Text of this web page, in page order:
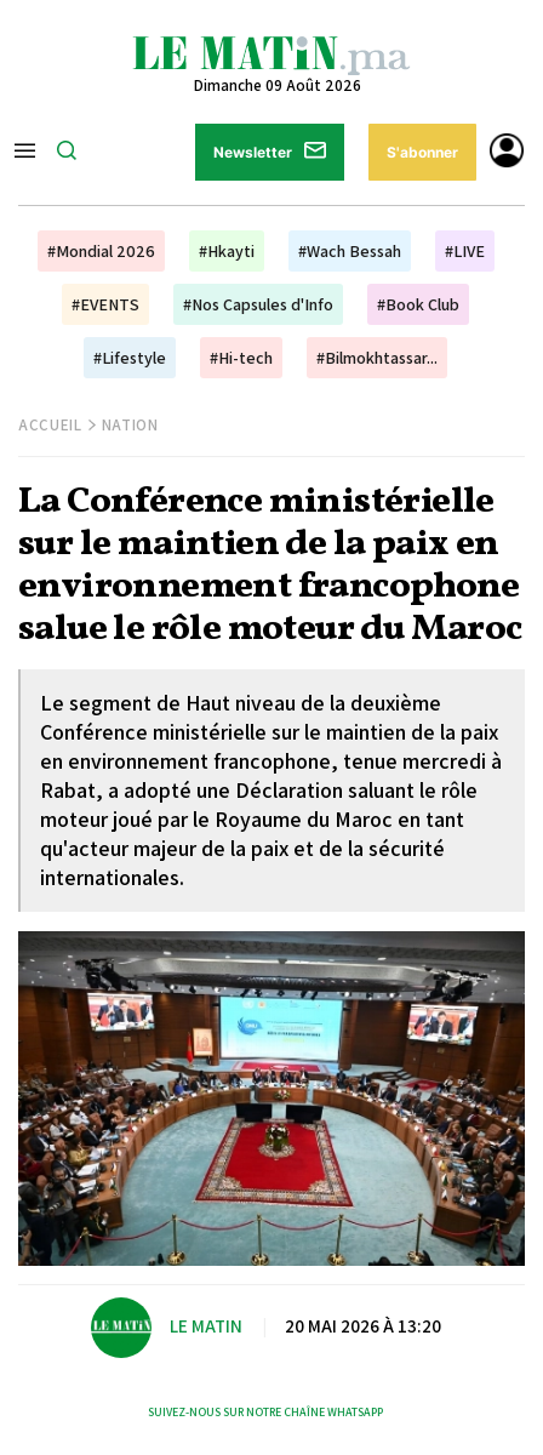
Dimanche 09 Août 2026
Newsletter S'abonner
#Mondial 2026 #Hkayti #Wach Bessah #LIVE
#EVENTS #Nos Capsules d'Info #Book Club
#Lifestyle #Hi-tech #Bilmokhtassar...
ACCUEIL NATION
La Conférence ministérielle
sur le maintien de la paix en
environnement francophone
salue le rôle moteur du Maroc
Le segment de Haut niveau de la deuxième
Conférence ministérielle sur le maintien de la paix
en environnement francophone, tenue mercredi à
Rabat, a adopté une Déclaration saluant le rôle
moteur joué par le Royaume du Maroc en tant
qu'acteur majeur de la paix et de la sécurité
internationales.
LE MATIN 20 MAI 2026 À 13:20
SUIVEZ-NOUS SUR NOTRE CHAÎNE WHATSAPP